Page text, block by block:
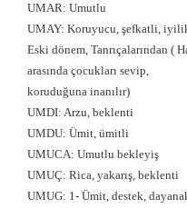
UMAR: Umutlu
UMAY: Koruyucu, şefkatli,
Eski dönem, Tanrıçalarından (
arasında çocukları sevip,
koruduğuna inanılır)
UMDI: Arzu, beklenti
UMDU: Ümit, ümitli
UMUCA: Umutlu bekleyiş
UMUÇ: Rica, yakarış, beklenti
UMUG: 1- Ümit, destek,